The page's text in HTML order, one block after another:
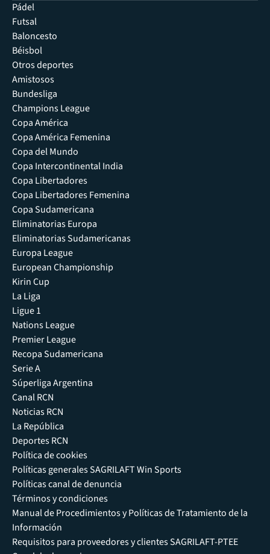
Pádel
Futsal
Baloncesto
Béisbol
Otros deportes
Amistosos
Bundesliga
Champions League
Copa América
Copa América Femenina
Copa del Mundo
Copa Intercontinental India
Copa Libertadores
Copa Libertadores Femenina
Copa Sudamericana
Eliminatorias Europa
Eliminatorias Sudamericanas
Europa League
European Championship
Kirin Cup
La Liga
Ligue 1
Nations League
Premier League
Recopa Sudamericana
Serie A
Súperliga Argentina
Canal RCN
Noticias RCN
La República
Deportes RCN
Política de cookies
Políticas generales SAGRILAFT Win Sports
Políticas canal de denuncia
Términos y condiciones
Manual de Procedimientos y Políticas de Tratamiento de la
Información
Requisitos para proveedores y clientes SAGRILAFT-PTEE